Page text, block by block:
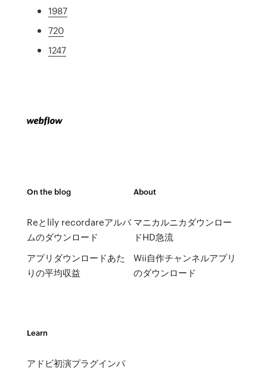
1987
720
1247
On the blog
Reとlily recordareアルバ
ムのダウンロード
アプリダウンロードあた
りの平均収益
About
マニカルニカダウンロー
ドHD急流
Wii自作チャンネルアプリ
のダウンロード
Learn
アドビ初演プラグインパ